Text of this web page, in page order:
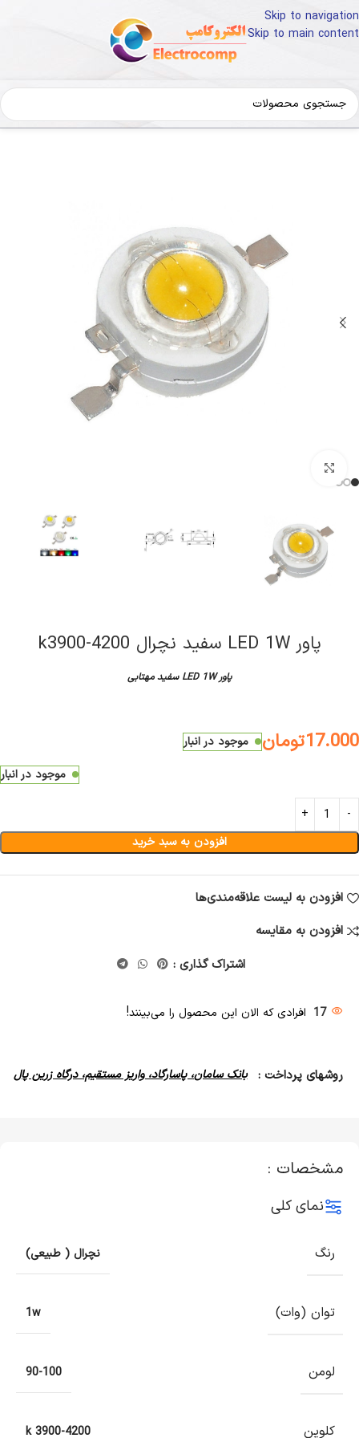
Skip to navigation
Skip to main content
خانه قطعات و تجهیزات الکترونیک LED و تجهیزات
پاور LED 1W سفید نچرال k3900-4200
پاور LED 1W سفید مهتابی
17.000تومان
موجود در انبار
موجود در انبار
افزودن به سبد خرید
افزودن به لیست علاقه‌مندی‌ها
افزودن به مقایسه
اشتراک گذاری :
17 افرادی که الان این محصول را می‌بینند!
روشهای پرداخت : بانک سامان، پاسارگاد، واریز مستقیم، درگاه زرین پال
مشخصات :
نمای کلی
رنگ نچرال ( طبیعی)
توان (وات) 1w
لومن 90-100
کلوین 3900-4200 k